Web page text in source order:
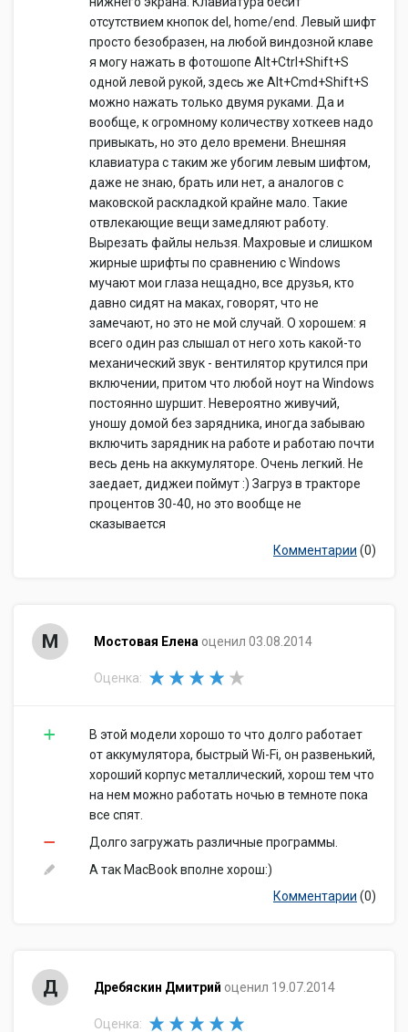
отсутствием кнопок del, home/end. Левый шифт
просто безобразен, на любой виндозной клаве
я могу нажать в фотошопе Alt+Ctrl+Shift+S
одной левой рукой, здесь же Alt+Cmd+Shift+S
можно нажать только двумя руками. Да и
вообще, к огромному количеству хоткеев надо
привыкать, но это дело времени. Внешняя
клавиатура с таким же убогим левым шифтом,
даже не знаю, брать или нет, а аналогов с
маковской раскладкой крайне мало. Такие
отвлекающие вещи замедляют работу.
Вырезать файлы нельзя. Махровые и слишком
жирные шрифты по сравнению с Windows
мучают мои глаза нещадно, все друзья, кто
давно сидят на маках, говорят, что не
замечают, но это не мой случай. О хорошем: я
всего один раз слышал от него хоть какой-то
механический звук - вентилятор крутился при
включении, притом что любой ноут на Windows
постоянно шуршит. Невероятно живучий,
уношу домой без зарядника, иногда забываю
включить зарядник на работе и работаю почти
весь день на аккумуляторе. Очень легкий. Не
заедает, диджеи поймут :) Загруз в тракторе
процентов 30-40, но это вообще не
сказывается
Комментарии (0)
М Мостовая Елена оценил 03.08.2014
Оценка:
В этой модели хорошо то что долго работает
от аккумулятора, быстрый Wi-Fi, он развенький,
хороший корпус металлический, хорош тем что
на нем можно работать ночью в темноте пока
все спят.
Долго загружать различные программы.
А так MacBook вполне хорош:)
Комментарии (0)
Д Дребяскин Дмитрий оценил 19.07.2014
Оценка: